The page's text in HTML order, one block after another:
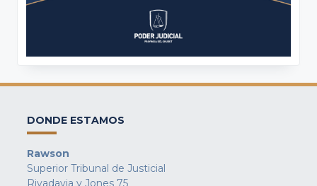
DONDE ESTAMOS
Rawson
Superior Tribunal de Justicial
Rivadavia y Jones 75